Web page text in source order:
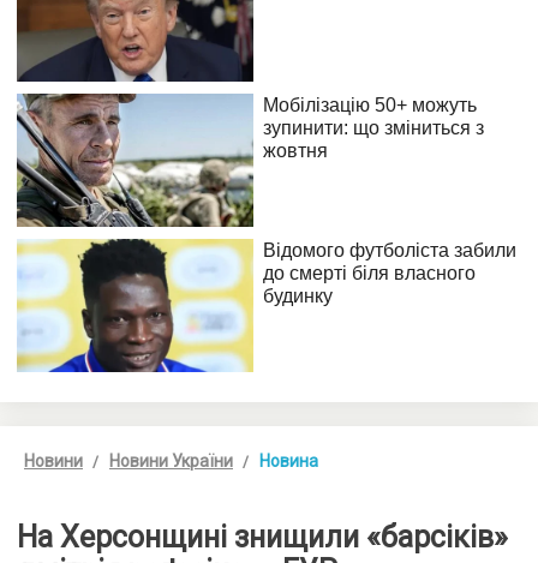
Новини Новини України Новина
На Херсонщині знищили «барсіків»